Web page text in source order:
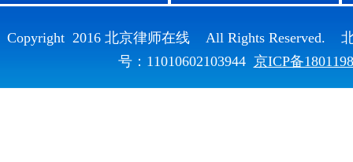
Copyright 2016 北京律师在线 All Rights Reserved.
号：11010602103944 京ICP备